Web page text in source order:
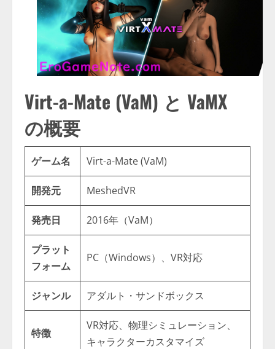
Virt-a-Mate (VaM) と VaMX
の概要
ゲーム名 Virt-a-Mate (VaM)
開発元 MeshedVR
発売日 2016年（VaM）
プラット
フォーム
PC（Windows）、VR対応
ジャンル アダルト・サンドボックス
特徴
VR対応、物理シミュレーション、
キャラクターカスタマイズ